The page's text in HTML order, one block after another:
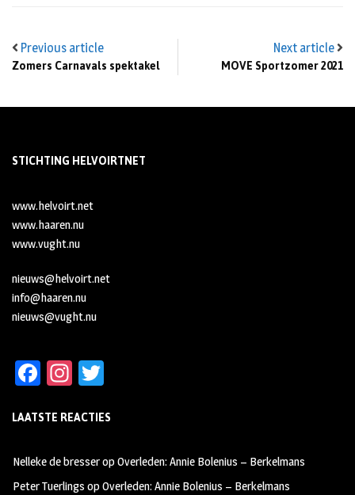
Previous article
Zomers Carnavals spektakel
Next article
MOVE Sportzomer 2021
STICHTING HELVOIRTNET
www.helvoirt.net
www.haaren.nu
www.vught.nu
nieuws@helvoirt.net
info@haaren.nu
nieuws@vught.nu
Fa
b
oo
k
In
ag
m
tt
LAATSTE REACTIES
Nelleke de bresseropOverleden: Annie Bolenius – Berkelmans
Peter Tuerlings opOverleden: Annie Bolenius – Berkelmans